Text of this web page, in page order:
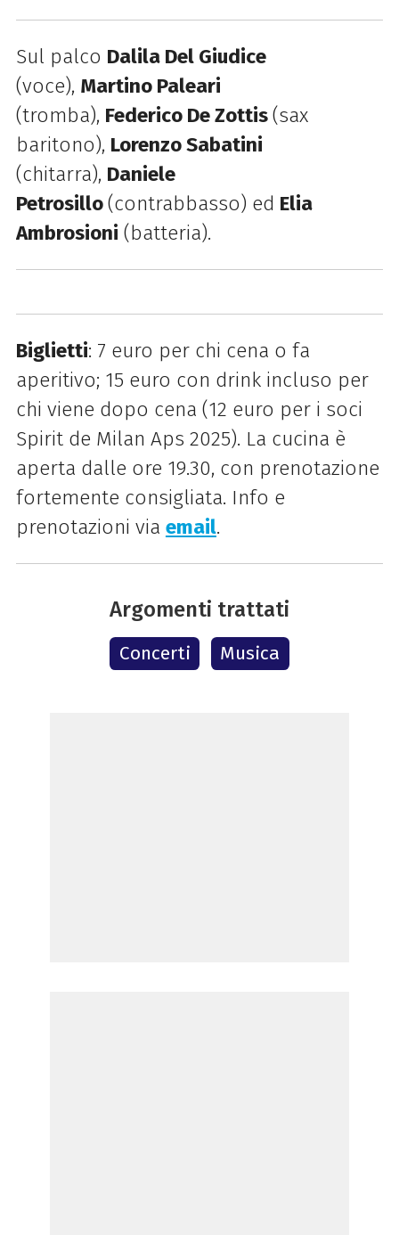
Sul palco Dalila Del Giudice
(voce), Martino Paleari
(tromba), Federico De Zottis(sax
baritono), Lorenzo Sabatini
(chitarra), Daniele
Petrosillo(contrabbasso) ed Elia
Ambrosioni (batteria).
Biglietti: 7 euro per chi cena o fa
aperitivo; 15 euro con drink incluso per
chi viene dopo cena (12 euro per i soci
Spirit de Milan Aps 2025). La cucina è
aperta dalle ore 19.30, con prenotazione
fortemente consigliata. Info e
prenotazioni via email.
Argomenti trattati
Concerti Musica